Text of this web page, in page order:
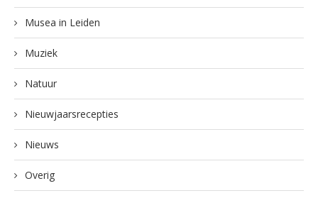
Musea in Leiden
Muziek
Natuur
Nieuwjaarsrecepties
Nieuws
Overig